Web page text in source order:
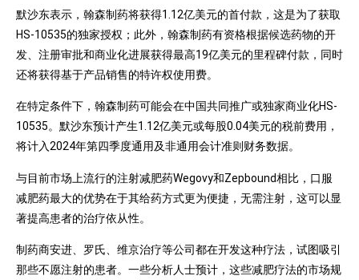
默沙东表示，翰森制药将获得1.12亿美元的首付款，这是为了获取
HS-10535的独家授权；此外，翰森制药有资格根据候选药物的开
发、注册审批和商业化进展获得最高19亿美元的里程碑付款，同时
还将获得基于产品销售的特许权使用费。
在特定条件下，翰森制药可能会在中国共同推广或独家商业化HS-
10535。默沙东预计产生1.12亿美元或每股0.04美元的税前费用，
将计入2024年第四季度通用及非通用会计准则财务数据。
与目前市场上流行的注射减肥药Wegovy和Zepbound相比，口服
减肥药最大的优势在于其给药方式更为便捷，无需注射，这可以显
著提高患者的治疗依从性。
制药商安进、罗氏、维京治疗等公司都在开发这种疗法，试图吸引
那些不愿注射的患者。一些分析人士预计，这些减肥疗法的市场规